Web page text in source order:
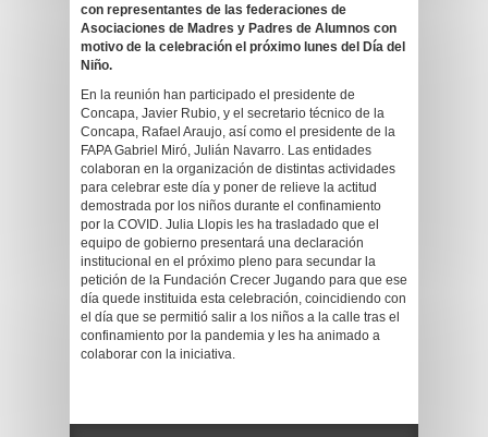
con representantes de las federaciones de
Asociaciones de Madres y Padres de Alumnos con
motivo de la celebración el próximo lunes del Día del
Niño.
En la reunión han participado el presidente de
Concapa, Javier Rubio, y el secretario técnico de la
Concapa, Rafael Araujo, así como el presidente de la
FAPA Gabriel Miró, Julián Navarro. Las entidades
colaboran en la organización de distintas actividades
para celebrar este día y poner de relieve la actitud
demostrada por los niños durante el confinamiento
por la COVID. Julia Llopis les ha trasladado que el
equipo de gobierno presentará una declaración
institucional en el próximo pleno para secundar la
petición de la Fundación Crecer Jugando para que ese
día quede instituida esta celebración, coincidiendo con
el día que se permitió salir a los niños a la calle tras el
confinamiento por la pandemia y les ha animado a
colaborar con la iniciativa.